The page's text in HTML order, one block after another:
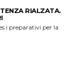
RIALZATA.
i preparativi per la